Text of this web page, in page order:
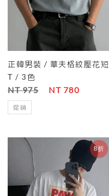
正韓男裝 / 華夫格紋壓花短
T / 3色
NT 975 NT 780
促銷
8折